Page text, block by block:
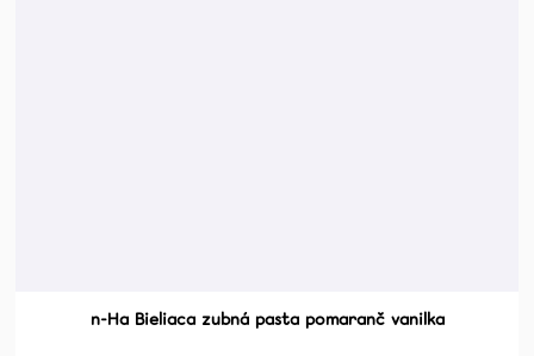
n-Ha Bieliaca zubná pasta pomaranč vanilka